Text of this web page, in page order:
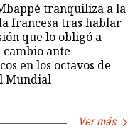
tranquiliza a la
francesa tras hablar
que lo obligó a
ante
en los octavos de
Mundial
Ver más